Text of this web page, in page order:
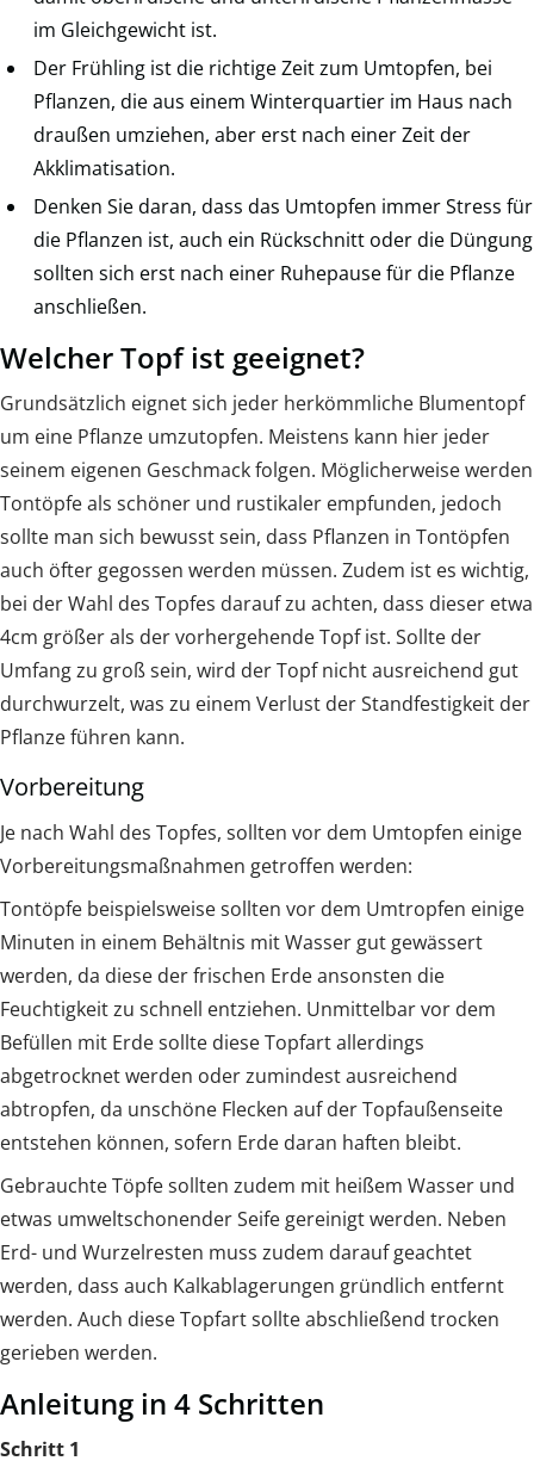
im Gleichgewicht ist.
Der Frühling ist die richtige Zeit zum Umtopfen, bei
Pflanzen, die aus einem Winterquartier im Haus nach
draußen umziehen, aber erst nach einer Zeit der
Akklimatisation.
Denken Sie daran, dass das Umtopfen immer Stress für
die Pflanzen ist, auch ein Rückschnitt oder die Düngung
sollten sich erst nach einer Ruhepause für die Pflanze
anschließen.
Welcher Topf ist geeignet?
Grundsätzlich eignet sich jeder herkömmliche Blumentopf
um eine Pflanze umzutopfen. Meistens kann hier jeder
seinem eigenen Geschmack folgen. Möglicherweise werden
Tontöpfe als schöner und rustikaler empfunden, jedoch
sollte man sich bewusst sein, dass Pflanzen in Tontöpfen
auch öfter gegossen werden müssen. Zudem ist es wichtig,
bei der Wahl des Topfes darauf zu achten, dass dieser etwa
4cm größer als der vorhergehende Topf ist. Sollte der
Umfang zu groß sein, wird der Topf nicht ausreichend gut
durchwurzelt, was zu einem Verlust der Standfestigkeit der
Pflanze führen kann.
Vorbereitung
Je nach Wahl des Topfes, sollten vor dem Umtopfen einige
Vorbereitungsmaßnahmen getroffen werden:
Tontöpfe beispielsweise sollten vor dem Umtropfen einige
Minuten in einem Behältnis mit Wasser gut gewässert
werden, da diese der frischen Erde ansonsten die
Feuchtigkeit zu schnell entziehen. Unmittelbar vor dem
Befüllen mit Erde sollte diese Topfart allerdings
abgetrocknet werden oder zumindest ausreichend
abtropfen, da unschöne Flecken auf der Topfaußenseite
entstehen können, sofern Erde daran haften bleibt.
Gebrauchte Töpfe sollten zudem mit heißem Wasser und
etwas umweltschonender Seife gereinigt werden. Neben
Erd- und Wurzelresten muss zudem darauf geachtet
werden, dass auch Kalkablagerungen gründlich entfernt
werden. Auch diese Topfart sollte abschließend trocken
gerieben werden.
Anleitung in 4 Schritten
Schritt 1